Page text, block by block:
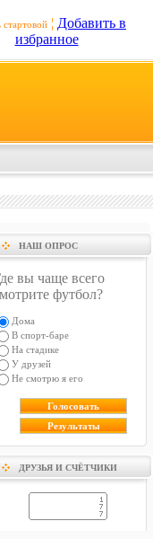
стартовой ¦ Добавить в
избранное
НАШ ОПРОС
вы чаще всего
футбол?
Дома
В спорт-баре
На стадике
У друзей
Не смотрю я его
ДРУЗЬЯ И СЧЁТЧИКИ